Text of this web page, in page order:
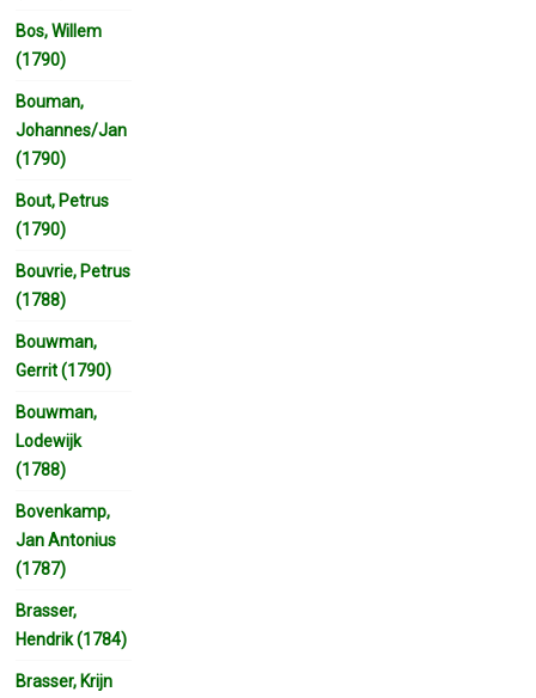
Bos, Willem
(1790)
Bouman,
Johannes/Jan
(1790)
Bout, Petrus
(1790)
Bouvrie, Petrus
(1788)
Bouwman,
Gerrit (1790)
Bouwman,
Lodewijk
(1788)
Bovenkamp,
Jan Antonius
(1787)
Brasser,
Hendrik (1784)
Brasser, Krijn